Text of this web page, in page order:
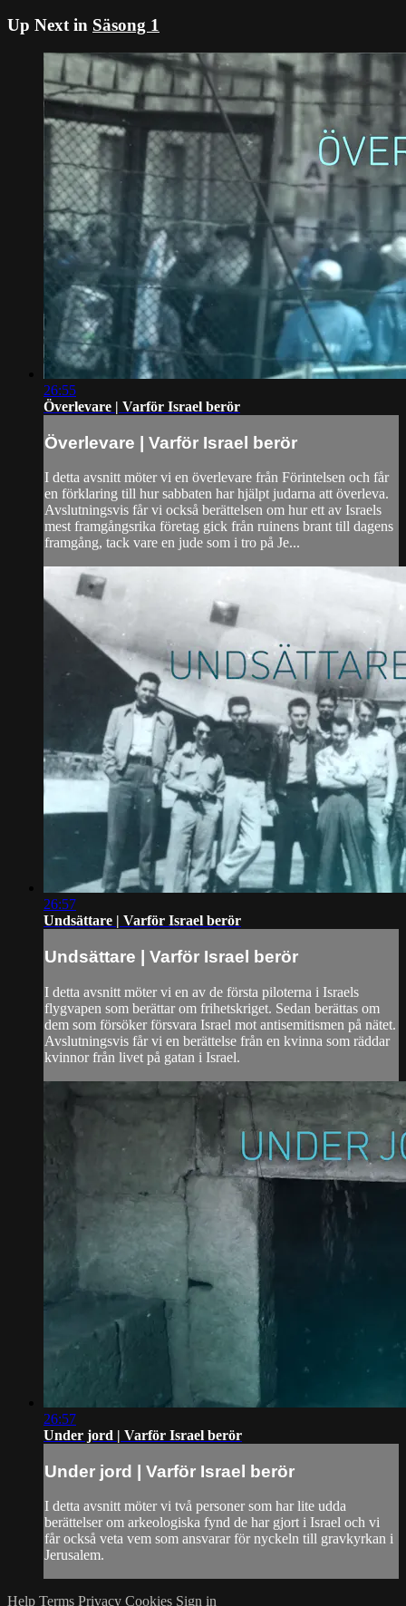
Up Next in Säsong 1
26:55
Överlevare | Varför Israel berör
Överlevare | Varför Israel berör
I detta avsnitt möter vi en överlevare från Förintelsen och får
en förklaring till hur sabbaten har hjälpt judarna att överleva.
Avslutningsvis får vi också berättelsen om hur ett av Israels
mest framgångsrika företag gick från ruinens brant till dagens
framgång, tack vare en jude som i tro på Je...
26:57
Undsättare | Varför Israel berör
Undsättare | Varför Israel berör
I detta avsnitt möter vi en av de första piloterna i Israels
flygvapen som berättar om frihetskriget. Sedan berättas om
dem som försöker försvara Israel mot antisemitismen på nätet.
Avslutningsvis får vi en berättelse från en kvinna som räddar
kvinnor från livet på gatan i Israel.
26:57
Under jord | Varför Israel berör
Under jord | Varför Israel berör
I detta avsnitt möter vi två personer som har lite udda
berättelser om arkeologiska fynd de har gjort i Israel och vi
får också veta vem som ansvarar för nyckeln till gravkyrkan i
Jerusalem.
Help Terms Privacy Cookies Sign in